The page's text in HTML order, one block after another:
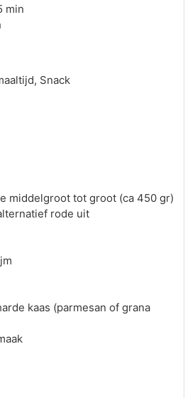
minuten
min
Snack
middelgroot tot groot (ca 450 gr)
rode uit
kaas (parmesan of grana